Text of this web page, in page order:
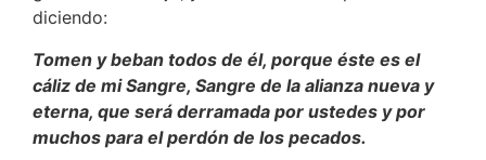
diciendo:
Tomen y beban todos de él, porque éste es el
cáliz de mi Sangre, Sangre de la alianza nueva y
eterna, que será derramada por ustedes y por
muchos para el perdón de los pecados.